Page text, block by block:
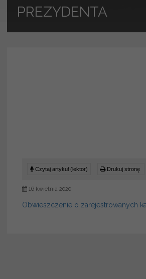
PREZYDENTA
Czytaj artykuł (lektor) Drukuj stronę
16 kwietnia 2020
Obwieszczenie o zarejestrowanych